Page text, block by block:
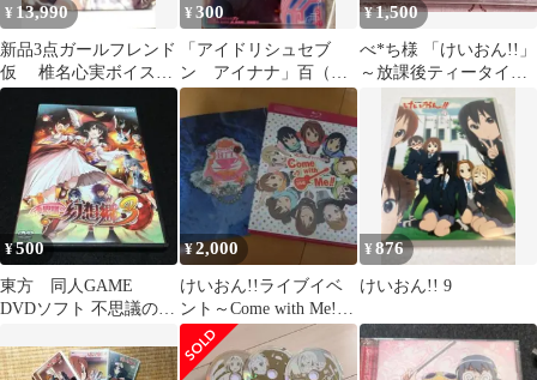
¥ 13,990
新品3点ガールフレンド
仮 椎名心実ボイスカ
ード 姫島木乃子バッ
ク加賀美茉莉
¥300
「アイドリシュセブ
ン アイナナ」百（も
も） ウエハース カ
ード
¥1,500
べ*ち様 「けいおん!!」
～放課後ティータイム
2/放課後ティータイム
(平沢唯,秋
¥500
東方 同人GAME
DVDソフト 不思議の幻
¥2,000
けいおん!!ライブイベ
ント～Come with Me!!
～〈初回限定生産〉
¥876
けいおん!! 9